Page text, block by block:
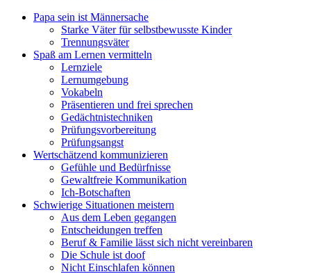
Papa sein ist Männersache
Starke Väter für selbstbewusste Kinder
Trennungsväter
Spaß am Lernen vermitteln
Lernziele
Lernumgebung
Vokabeln
Präsentieren und frei sprechen
Gedächtnistechniken
Prüfungsvorbereitung
Prüfungsangst
Wertschätzend kommunizieren
Gefühle und Bedürfnisse
Gewaltfreie Kommunikation
Ich-Botschaften
Schwierige Situationen meistern
Aus dem Leben gegangen
Entscheidungen treffen
Beruf & Familie lässt sich nicht vereinbaren
Die Schule ist doof
Nicht Einschlafen können